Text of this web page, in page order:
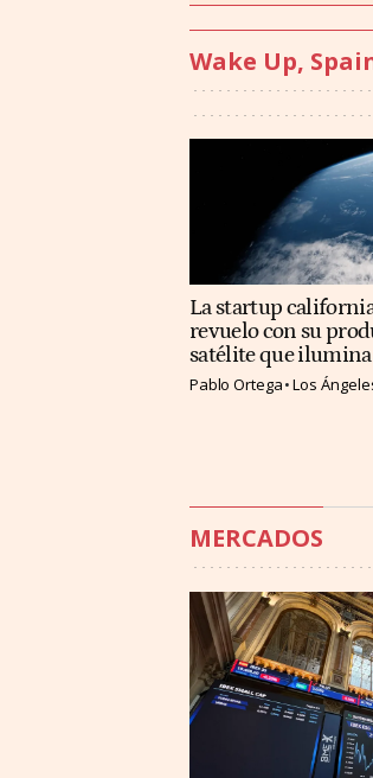
Wake Up,
La startup
revuelo con su
satélite que
Pablo Ortega Los
MERCADOS